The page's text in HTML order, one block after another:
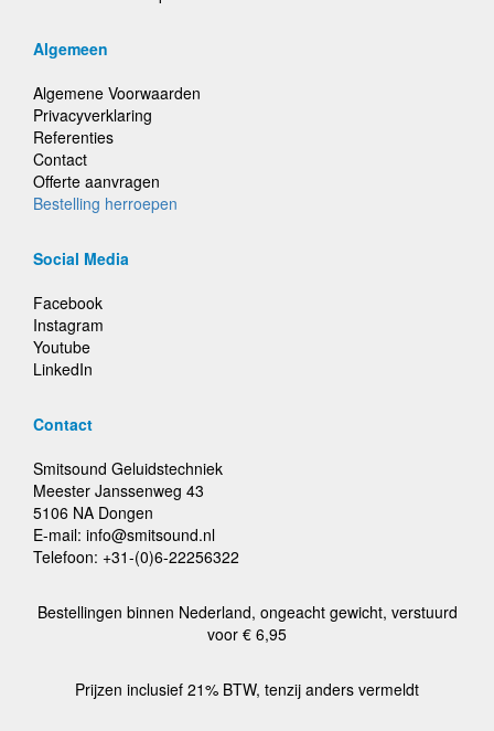
Algemeen
Algemene Voorwaarden
Privacyverklaring
Referenties
Contact
Offerte aanvragen
Bestelling herroepen
Social Media
Facebook
Instagram
Youtube
LinkedIn
Contact
Smitsound Geluidstechniek
Meester Janssenweg 43
5106 NA Dongen
E-mail: info@smitsound.nl
Telefoon: +31-(0)6-22256322
Bestellingen binnen Nederland, ongeacht gewicht, verstuurd
voor € 6,95
Prijzen inclusief 21% BTW, tenzij anders vermeldt